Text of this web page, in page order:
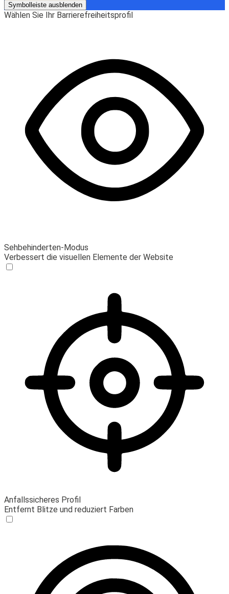
Symbolleiste ausblenden
Wählen Sie Ihr Barrierefreiheitsprofil
Sehbehinderten-Modus
Verbessert die visuellen Elemente der Website
Anfallssicheres Profil
Entfernt Blitze und reduziert Farben